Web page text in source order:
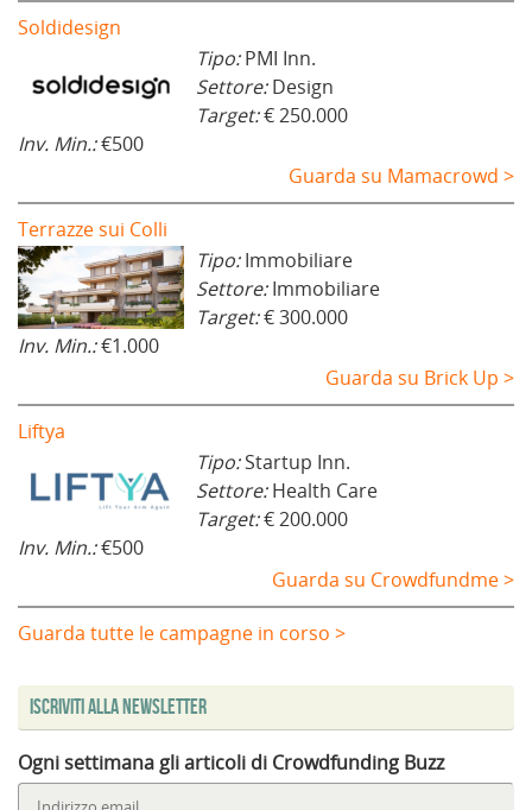
Soldidesign
Tipo:PMI Inn.
Settore:Design
Target:€ 250.000
Inv. Min.:€500
Guarda su Mamacrowd >
Terrazze sui Colli
Tipo:Immobiliare
Settore:Immobiliare
Target:€ 300.000
Inv. Min.:€1.000
Guarda su Brick Up >
Liftya
Tipo:Startup Inn.
Settore:Health Care
Target:€ 200.000
Inv. Min.:€500
Guarda su Crowdfundme >
Guarda tutte le campagne in corso >
Iscriviti alla Newsletter
Ogni settimana gli articoli di Crowdfunding Buzz